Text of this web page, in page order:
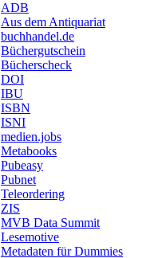
ADB
Aus dem Antiquariat
buchhandel.de
Büchergutschein
Bücherscheck
DOI
IBU
ISBN
ISNI
medien.jobs
Metabooks
Pubeasy
Pubnet
Teleordering
ZIS
MVB Data Summit
Lesemotive
Metadaten für Dummies